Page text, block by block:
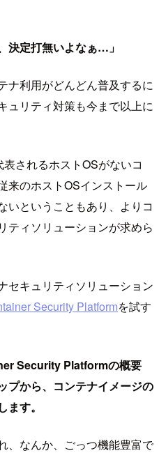
決定打無いよなぁ…」
ナ利用がどんどん普及するに
ュリティ対策も今まで以上に
されるホストOSがないコ
来のホストOSインストール
いということもあり、よりコ
ティソリューションが求めら
セキュリティソリューション
Security Platformを試す
Security Platformの概要
プから、コンテナイメージの
す。
、なんか、ごっつ機能豊富で